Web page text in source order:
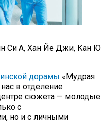
Си А, Хан Йе Джи, Кан Ю
дорамы «Мудрая
в отделение
сюжета — молодые
с
но и с личными